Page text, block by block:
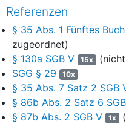
Behandlung von Cluster-
3
Das Arzneimittel ist
Psychopharmaka
eingeführt. Es wird –
Packungsgrößen mit 50
mmol) in Deutschland
4
Nach dem
Bundesausschusses
Referenzen
§ 35 Abs. 1 Fünftes
zugeordnet)
§ 130a SGB V
15x (nicht
SGG § 29
10x
§ 35 Abs. 7 Satz 2 SGB
§ 86b Abs. 2 Satz 6
§ 87b Abs. 2 SGB V
1x